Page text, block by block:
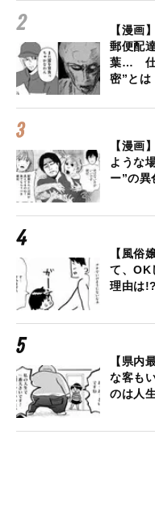
【漫画
郵便配
葉… 仕
密”とは
【漫画
ような
ー”の異
【風俗
て、OK
理由は
【県内
な客も
のは人